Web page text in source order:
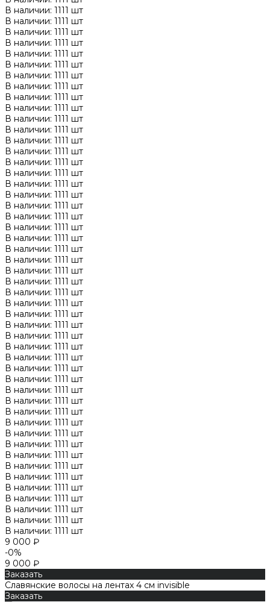
В наличии: 1111 шт
В наличии: 1111 шт
В наличии: 1111 шт
В наличии: 1111 шт
В наличии: 1111 шт
В наличии: 1111 шт
В наличии: 1111 шт
В наличии: 1111 шт
В наличии: 1111 шт
В наличии: 1111 шт
В наличии: 1111 шт
В наличии: 1111 шт
В наличии: 1111 шт
В наличии: 1111 шт
В наличии: 1111 шт
В наличии: 1111 шт
В наличии: 1111 шт
В наличии: 1111 шт
В наличии: 1111 шт
В наличии: 1111 шт
В наличии: 1111 шт
В наличии: 1111 шт
В наличии: 1111 шт
В наличии: 1111 шт
В наличии: 1111 шт
В наличии: 1111 шт
В наличии: 1111 шт
В наличии: 1111 шт
В наличии: 1111 шт
В наличии: 1111 шт
В наличии: 1111 шт
В наличии: 1111 шт
В наличии: 1111 шт
В наличии: 1111 шт
В наличии: 1111 шт
В наличии: 1111 шт
В наличии: 1111 шт
В наличии: 1111 шт
В наличии: 1111 шт
В наличии: 1111 шт
В наличии: 1111 шт
В наличии: 1111 шт
В наличии: 1111 шт
В наличии: 1111 шт
В наличии: 1111 шт
В наличии: 1111 шт
В наличии: 1111 шт
В наличии: 1111 шт
В наличии: 1111 шт
9 000 ₽
-0%
9 000 ₽
Заказать
Славянские волосы на лентах 4 см invisible
Заказать